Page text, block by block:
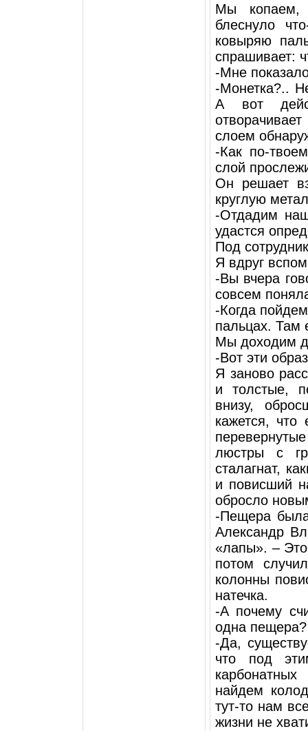
Мы копаем,
блеснуло
ковыряю
спрашивает:
-Мне
-Монетка?..
А вот
слоем
-Как по-
слой
Он решает
круглую
-Отдадим
удастся
Под
Я вдруг
-Вы вчера
совсем
-Когда
пальцах. Там
Мы доходим
-Вот эти
Я заново
и толстые,
внизу,
кажется,
люстры с
сталагнат,
и повисший
обросло
-Пещера
Александр
«лапы». –
потом
колонны
натечка.
-А почему
одна пещера?
-Да,
что под
найдем
тут-то нам
жизни не